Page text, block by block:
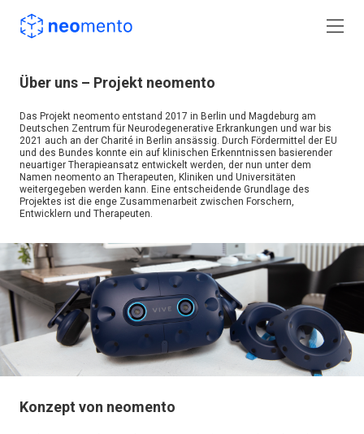
Über uns – Projekt neomento
Das Projekt neomento entstand 2017 in Berlin und Magdeburg am
Deutschen Zentrum für Neurodegenerative Erkrankungen und war bis
2021 auch an der Charité in Berlin ansässig. Durch Fördermittel der EU
und des Bundes konnte ein auf klinischen Erkenntnissen basierender
neuartiger Therapieansatz entwickelt werden, der nun unter dem
Namen neomento an Therapeuten, Kliniken und Universitäten
weitergegeben werden kann. Eine entscheidende Grundlage des
Projektes ist die enge Zusammenarbeit zwischen Forschern,
Entwicklern und Therapeuten.
Konzept von neomento